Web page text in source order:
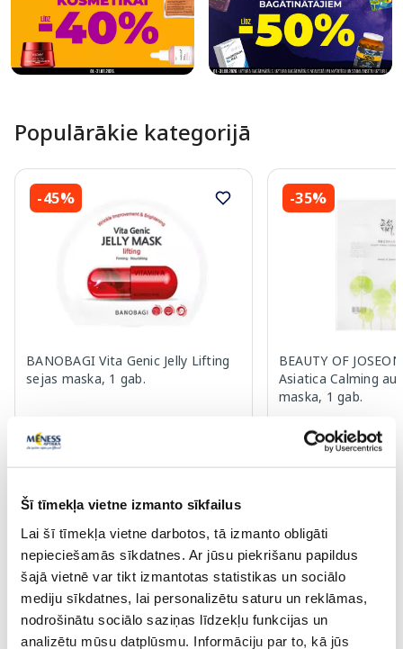
Šī tīmekļa vietne izmanto sīkfailus
Lai šī tīmekļa vietne darbotos, tā izmanto obligāti
nepieciešamās sīkdatnes. Ar jūsu piekrišanu papildus
šajā vietnē var tikt izmantotas statistikas un sociālo
mediju sīkdatnes, lai personalizētu saturu un reklāmas,
nodrošinātu sociālo saziņas līdzekļu funkcijas un
analizētu mūsu datplūsmu. Informāciju par to, kā jūs
Populārākie kategorijā
-45%
BANOBAGI Vita Genic Jelly Lifting
sejas maska, 1 gab.
1.42 €
Pirkt
Standarta cena: 2.59 €
-35%
BEAUTY OF
Asiatica Calming
maska, 1 gab.
2.59 € 3.99 €
Standarta cena: 3.99 €
Page 1 of 10
Saules aizsardzībai vasarā ☀️